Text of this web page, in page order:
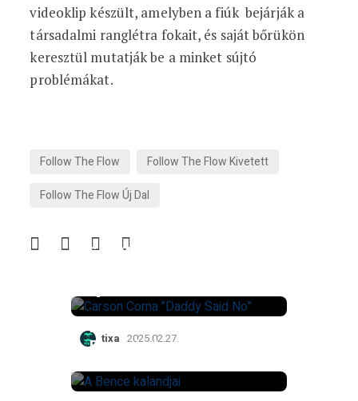
videoklip készült, amelyben a fiúk bejárják a
társadalmi ranglétra fokait, és saját bőrükön
keresztül mutatják be a minket sújtó
problémákat.
Follow The Flow
Follow The Flow Kivetett
Follow The Flow Új Dal
San Marino után itthon
tixa 2025.02.27.
Megjelent a Zsurlók, A
Bence kalandjai új